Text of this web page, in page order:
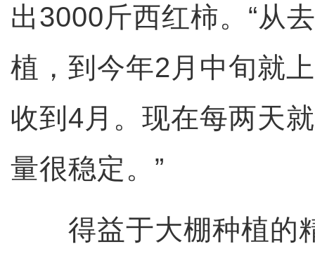
出3000斤西红柿。“从
植，到今年2月中旬就
收到4月。现在每两天
量很稳定。”
得益于大棚种植的